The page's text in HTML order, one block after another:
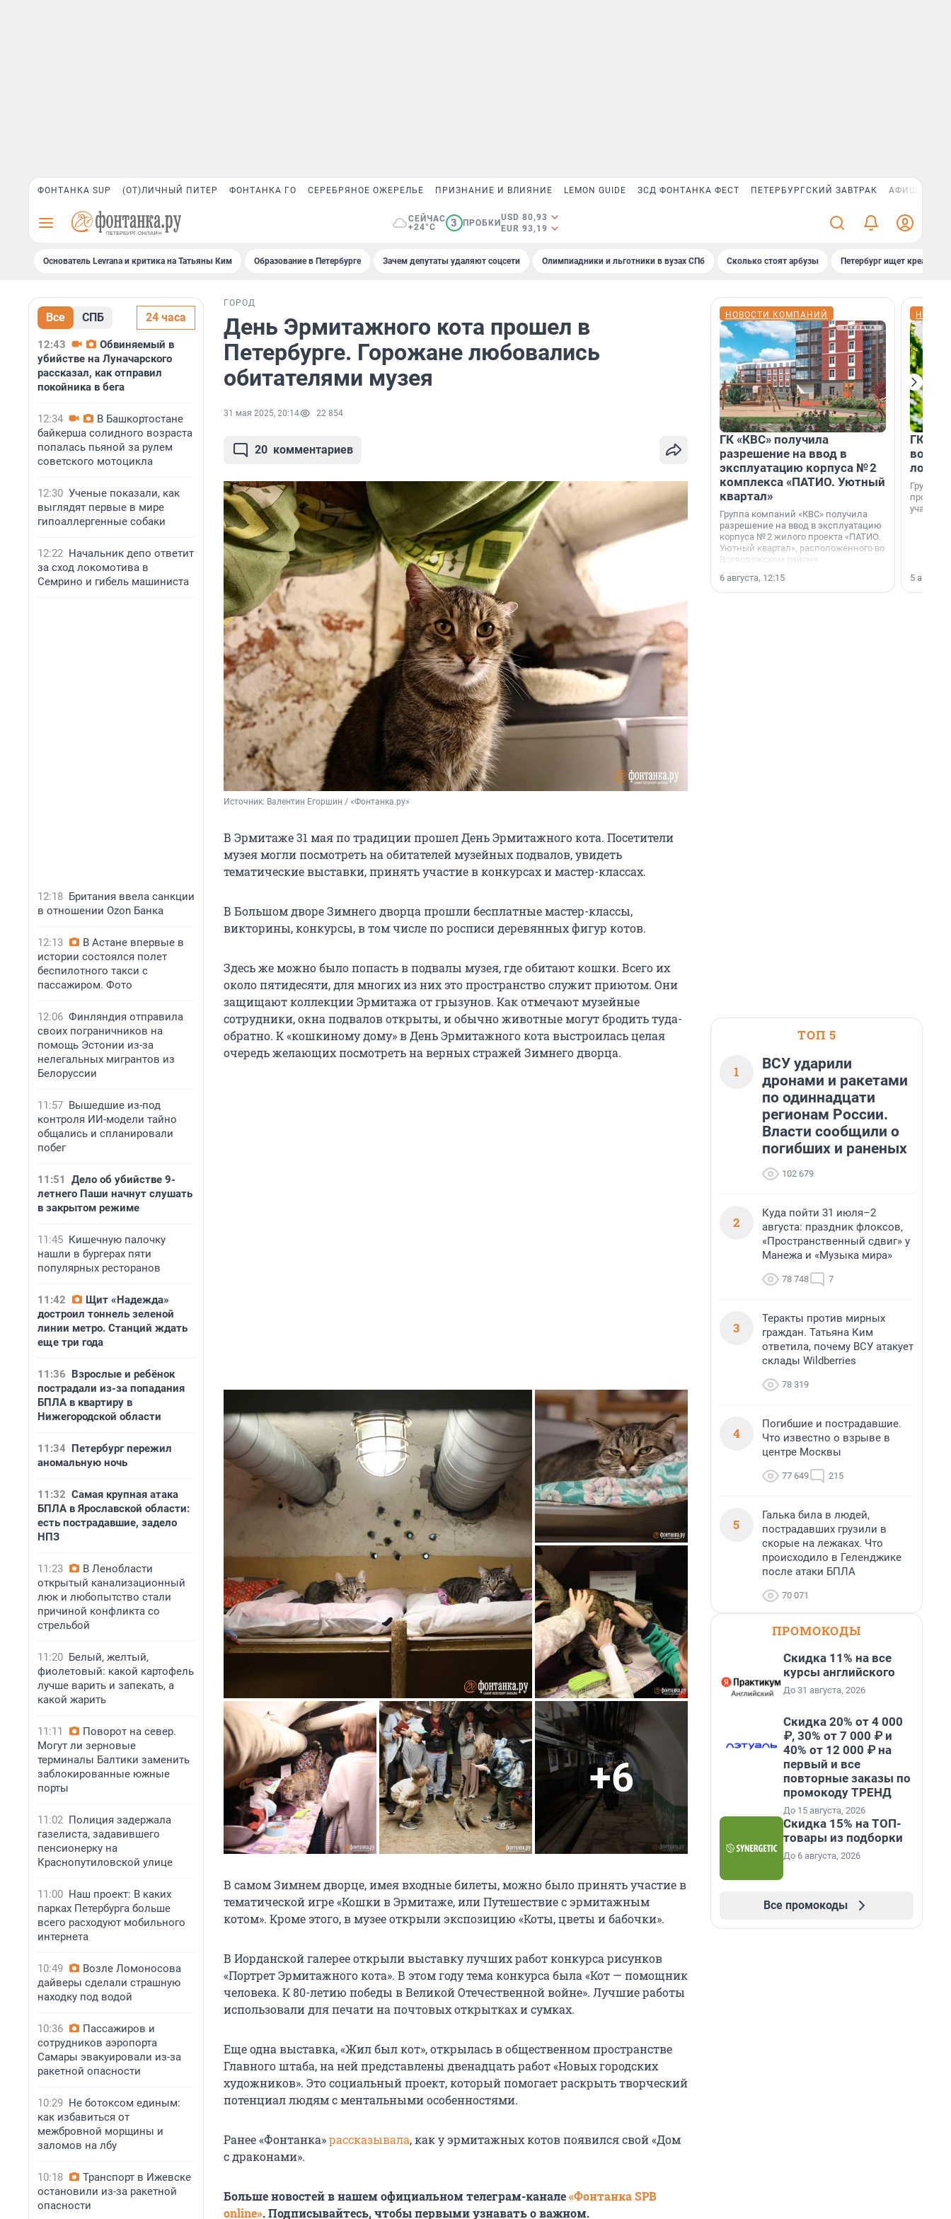
ФОНТАНКА SUP (ОТ)ЛИЧНЫЙ ПИТЕР ФОНТАНКА ГО СЕРЕБРЯНОЕ ОЖЕРЕЛЬЕ ПРИЗНАНИЕ И ВЛИЯНИЕ LEMON GUIDE ЗСД ФОНТАНКА ФЕСТ ПЕТЕРБУРГСКИЙ ЗАВТРАК АФИША PLUS
СЕЙЧАС
+24°C
3 ПРОБКИ
USD 80,93
EUR 93,19
Основатель Levrana и критика на Татьяны Ким Образование в Петербурге Зачем депутаты удаляют соцсети Олимпиадники и льготники в вузах СПб Сколько стоят арбузы Петербург ищет креатив
Все СПБ 24 часа
12:43
Обвиняемый в
убийстве на Луначарского
рассказал, как отправил
покойника в бега
12:34
В Башкортостане
байкерша солидного возраста
попалась пьяной за рулем
советского мотоцикла
12:30 Ученые показали, как
выглядят первые в мире
гипоаллергенные собаки
12:22 Начальник депо ответит
за сход локомотива в
Семрино и гибель машиниста
12:18 Британия ввела санкции
в отношении Ozon Банка
12:13
В Астане впервые в
истории состоялся полет
беспилотного такси с
пассажиром. Фото
12:06 Финляндия отправила
своих пограничников на
помощь Эстонии из-за
нелегальных мигрантов из
Белоруссии
11:57 Вышедшие из-под
контроля ИИ-модели тайно
общались и спланировали
побег
11:51
Дело об убийстве 9-
летнего Паши начнут слушать
в закрытом режиме
11:45 Кишечную палочку
нашли в бургерах пяти
популярных ресторанов
11:42
Щит «Надежда»
достроил тоннель зеленой
линии метро. Станций ждать
еще три года
11:36 Взрослые и ребёнок
пострадали из-за попадания
БПЛА в квартиру в
Нижегородской области
11:34 Петербург пережил
аномальную ночь
11:32 Самая крупная атака
БПЛА в Ярославской области:
есть пострадавшие, задело
НПЗ
11:23
В Ленобласти
открытый канализационный
люк и любопытство стали
причиной конфликта со
стрельбой
11:20 Белый, желтый,
фиолетовый: какой картофель
лучше варить и запекать, а
какой жарить
11:11
Поворот на север.
Могут ли зерновые
терминалы Балтики заменить
заблокированные южные
порты
11:02 Полиция задержала
газелиста, задавившего
пенсионерку на
Краснопутиловской улице
11:00 Наш проект: В каких
парках Петербурга больше
всего расходуют мобильного
интернета
10:49
Возле Ломоносова
дайверы сделали страшную
находку под водой
10:36
Пассажиров и
сотрудников аэропорта
Самары эвакуировали из-за
ракетной опасности
10:29 Не ботоксом единым:
как избавиться от
межбровной морщины и
заломов на лбу
10:18
Транспорт в Ижевске
остановили из-за ракетной
опасности
ГОРОД
День Эрмитажного кота прошел в
Петербурге. Горожане любовались
обитателями музея
31 мая 2025, 20:14 22 854
20 комментариев
Источник: Валентин Егоршин / «Фонтанка.ру»
В Эрмитаже 31 мая по традиции прошел День Эрмитажного кота. Посетители
музея могли посмотреть на обитателей музейных подвалов, увидеть
тематические выставки, принять участие в конкурсах и мастер-классах.
В Большом дворе Зимнего дворца прошли бесплатные мастер-классы,
викторины, конкурсы, в том числе по росписи деревянных фигур котов.
Здесь же можно было попасть в подвалы музея, где обитают кошки. Всего их
около пятидесяти, для многих из них это пространство служит приютом. Они
защищают коллекции Эрмитажа от грызунов. Как отмечают музейные
сотрудники, окна подвалов открыты, и обычно животные могут бродить туда-
обратно. К «кошкиному дому» в День Эрмитажного кота выстроилась целая
очередь желающих посмотреть на верных стражей Зимнего дворца.
+6
В самом Зимнем дворце, имея входные билеты, можно было принять участие в
тематической игре «Кошки в Эрмитаже, или Путешествие с эрмитажным
котом». Кроме этого, в музее открыли экспозицию «Коты, цветы и бабочки».
В Иорданской галерее открыли выставку лучших работ конкурса рисунков
«Портрет Эрмитажного кота». В этом году тема конкурса была «Кот — помощник
человека. К 80-летию победы в Великой Отечественной войне». Лучшие работы
использовали для печати на почтовых открытках и сумках.
Еще одна выставка, «Жил был кот», открылась в общественном пространстве
Главного штаба, на ней представлены двенадцать работ «Новых городских
художников». Это социальный проект, который помогает раскрыть творческий
потенциал людям с ментальными особенностями.
Ранее «Фонтанка»рассказывала, как у эрмитажных котов появился свой «Дом
с драконами».
Больше новостей в нашем официальном телеграм-канале«Фонтанка SPB
online». Подписывайтесь, чтобы первыми узнавать о важном.
НОВОСТИ КОМПАНИЙ
ГК «КВС» получила
разрешение на ввод в
эксплуатацию корпуса № 2
комплекса «ПАТИО. Уютный
квартал»
Группа компаний «КВС» получила
разрешение на ввод в эксплуатацию
корпуса № 2 жилого проекта «ПАТИО.
Уютный квартал», расположенного во
Всеволожском районе
6 августа, 12:15
ГК
Группа
5
ТОП 5
1
ВСУ ударили
дронами и ракетами
по одиннадцати
регионам России.
Власти сообщили о
погибших и раненых
102 679
2
Куда пойти 31 июля–2
августа: праздник флоксов,
«Пространственный сдвиг» у
Манежа и «Музыка мира»
78 748 7
3
Теракты против мирных
граждан. Татьяна Ким
ответила, почему ВСУ атакует
склады Wildberries
78 319
4
Погибшие и пострадавшие.
Что известно о взрыве в
центре Москвы
77 649 215
5
Галька била в людей,
пострадавших грузили в
скорые на лежаках. Что
происходило в Геленджике
после атаки БПЛА
70 071
ПРОМОКОДЫ
Скидка 11% на все
курсы английского
До 31 августа, 2026
Скидка 20% от 4 000
₽, 30% от 7 000 ₽ и
40% от 12 000 ₽ на
первый и все
повторные заказы по
промокоду ТРЕНД
До 15 августа, 2026
Скидка 15% на ТОП-
товары из подборки
До 6 августа, 2026
Все промокоды